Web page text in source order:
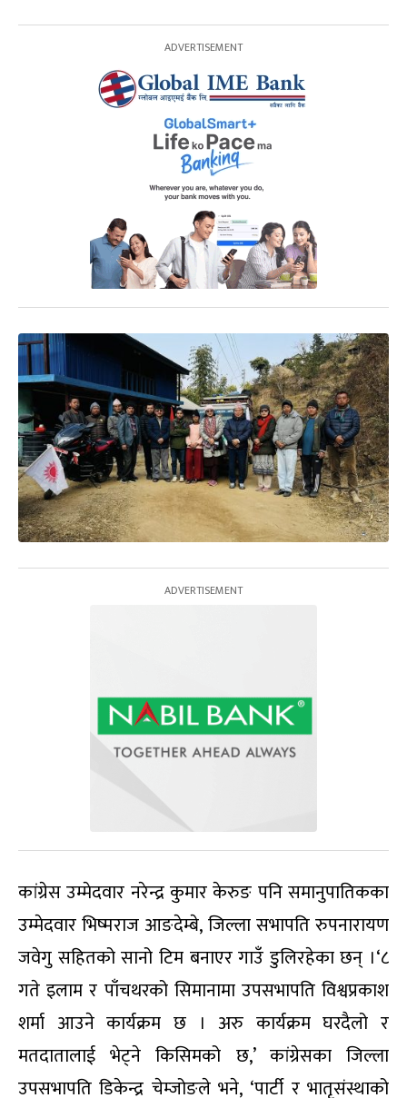
कांग्रेस उम्मेदवार नरेन्द्र कुमार केरुङ पनिसमानुपातिकका
उम्मेदवार भिष्मराज आङदेम्बे,जिल्ला सभापति रुपनारायण
जवेगु सहितको सानो टिम बनाएरगाउँ डुलिरहेका छन् ।‘८
गते इलाम र पाँचथरको सिमानामा उपसभापति विश्वप्रकाश
शर्मा आउने कार्यक्रम छ । अरु कार्यक्रम घरदैलो र
मतदातालाई भेट्ने किसिमको छ,’ कांग्रेसका जिल्ला
उपसभापति डिकेन्द्र चेम्जोङले भने, ‘पार्टी र भातृसंस्थाको